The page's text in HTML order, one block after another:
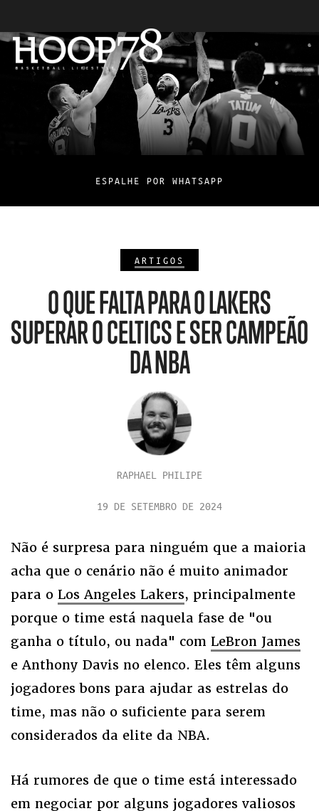
ESPALHE POR WHATSAPP
ARTIGOS
O QUE FALTA PARA O LAKERS
SUPERAR O CELTICS E SER CAMPEÃO
DA NBA
RAPHAEL PHILIPE
19 DE SETEMBRO DE 2024
Não é surpresa para ninguém que a maioria
acha que o cenário não é muito animador
para o Los Angeles Lakers, principalmente
porque o time está naquela fase de "ou
ganha o título, ou nada" com LeBron James
e Anthony Davis no elenco. Eles têm alguns
jogadores bons para ajudar as estrelas do
time, mas não o suficiente para serem
considerados da elite da NBA.
Há rumores de que o time está interessado
em negociar por alguns jogadores valiosos